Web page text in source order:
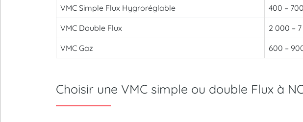
VMC Simple Flux Hygroréglable 400 – 700
VMC Double Flux 2 000 –
VMC Gaz 600 –
Choisir une VMC simple ou double Flux à